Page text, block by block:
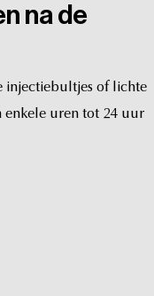
na de
injectiebultjes of
lichte
enkele uren tot 24 uur